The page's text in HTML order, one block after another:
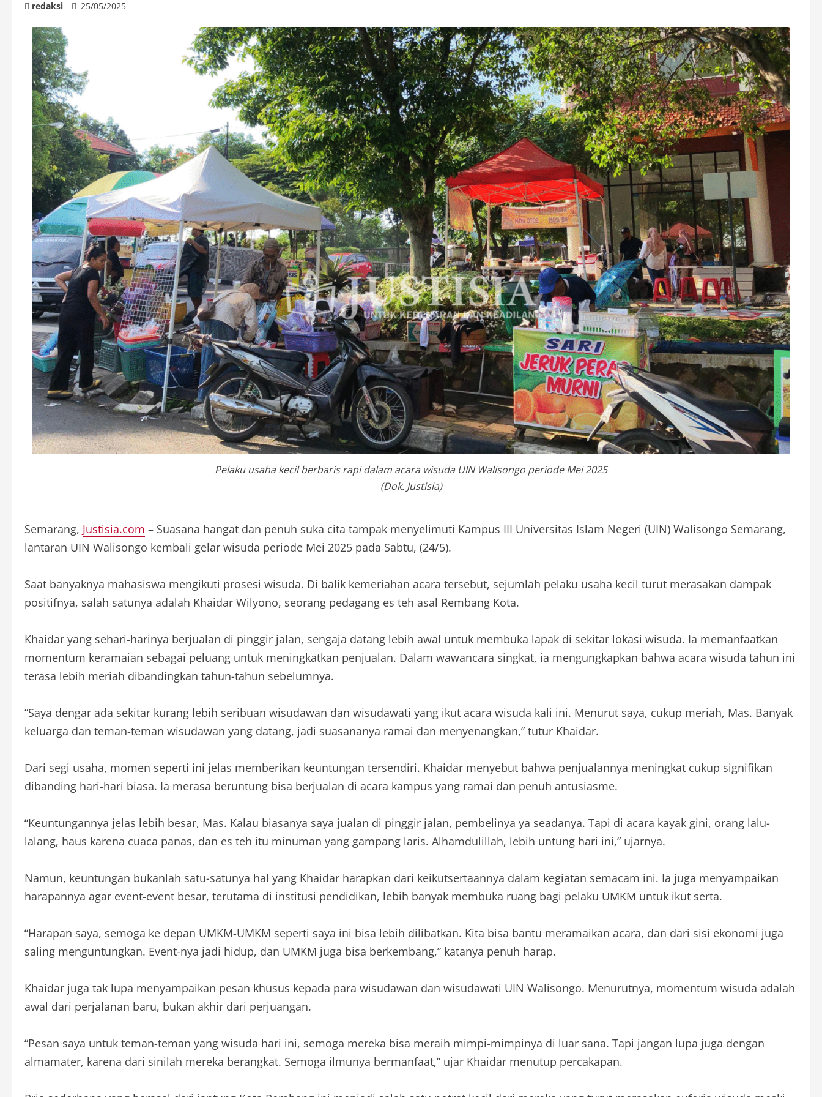
redaksi 25/05/2025
Pelaku usaha kecil berbaris rapi dalam acara wisuda UIN Walisongo periode Mei 2025
(Dok. Justisia)
Semarang, Justisia.com – Suasana hangat dan penuh suka cita tampak menyelimuti Kampus III Universitas Islam Negeri (UIN) Walisongo Semarang,
lantaran UIN Walisongo kembali gelar wisuda periode Mei 2025 pada Sabtu, (24/5).
Saat banyaknya mahasiswa mengikuti prosesi wisuda. Di balik kemeriahan acara tersebut, sejumlah pelaku usaha kecil turut merasakan dampak
positifnya, salah satunya adalah Khaidar Wilyono, seorang pedagang es teh asal Rembang Kota.
Khaidar yang sehari-harinya berjualan di pinggir jalan, sengaja datang lebih awal untuk membuka lapak di sekitar lokasi wisuda. Ia memanfaatkan
momentum keramaian sebagai peluang untuk meningkatkan penjualan. Dalam wawancara singkat, ia mengungkapkan bahwa acara wisuda tahun ini
terasa lebih meriah dibandingkan tahun-tahun sebelumnya.
“Saya dengar ada sekitar kurang lebih seribuan wisudawan dan wisudawati yang ikut acara wisuda kali ini. Menurut saya, cukup meriah, Mas. Banyak
keluarga dan teman-teman wisudawan yang datang, jadi suasananya ramai dan menyenangkan,” tutur Khaidar.
Dari segi usaha, momen seperti ini jelas memberikan keuntungan tersendiri. Khaidar menyebut bahwa penjualannya meningkat cukup signifikan
dibanding hari-hari biasa. Ia merasa beruntung bisa berjualan di acara kampus yang ramai dan penuh antusiasme.
“Keuntungannya jelas lebih besar, Mas. Kalau biasanya saya jualan di pinggir jalan, pembelinya ya seadanya. Tapi di acara kayak gini, orang lalu-
lalang, haus karena cuaca panas, dan es teh itu minuman yang gampang laris. Alhamdulillah, lebih untung hari ini,” ujarnya.
Namun, keuntungan bukanlah satu-satunya hal yang Khaidar harapkan dari keikutsertaannya dalam kegiatan semacam ini. Ia juga menyampaikan
harapannya agar event-event besar, terutama di institusi pendidikan, lebih banyak membuka ruang bagi pelaku UMKM untuk ikut serta.
“Harapan saya, semoga ke depan UMKM-UMKM seperti saya ini bisa lebih dilibatkan. Kita bisa bantu meramaikan acara, dan dari sisi ekonomi juga
saling menguntungkan. Event-nya jadi hidup, dan UMKM juga bisa berkembang,” katanya penuh harap.
Khaidar juga tak lupa menyampaikan pesan khusus kepada para wisudawan dan wisudawati UIN Walisongo. Menurutnya, momentum wisuda adalah
awal dari perjalanan baru, bukan akhir dari perjuangan.
“Pesan saya untuk teman-teman yang wisuda hari ini, semoga mereka bisa meraih mimpi-mimpinya di luar sana. Tapi jangan lupa juga dengan
almamater, karena dari sinilah mereka berangkat. Semoga ilmunya bermanfaat,” ujar Khaidar menutup percakapan.